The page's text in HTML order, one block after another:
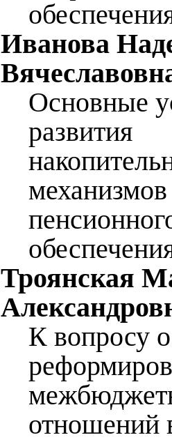
Иванова
Основные
развития
механизмов
Троянская
К вопросу о
отношений